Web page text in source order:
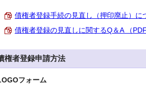
債権者登録手続の見直し（押印廃止）に
債権者登録の見直しに関するQ＆A （PDF
権者登録申請方法
フォーム